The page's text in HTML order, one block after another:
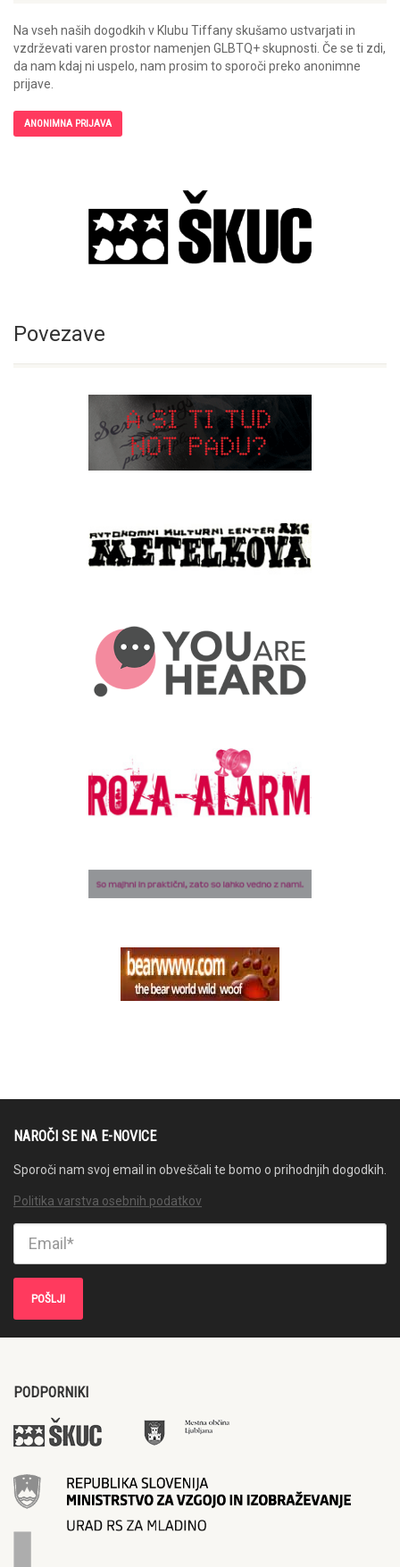
Na vseh naših dogodkih v Klubu Tiffany skušamo ustvarjati in
vzdrževati varen prostor namenjen GLBTQ+ skupnosti. Če se ti zdi,
da nam kdaj ni uspelo, nam prosim to sporoči preko anonimne
prijave.
ANONIMNA PRIJAVA
Povezave
NAROČI SE NA E-NOVICE
Sporoči nam svoj email in obveščali te bomo o prihodnjih dogodkih.
Politika varstva osebnih podatkov
PODPORNIKI